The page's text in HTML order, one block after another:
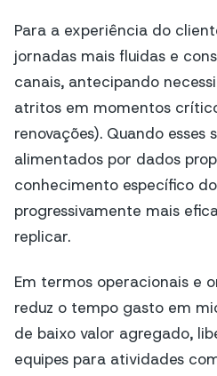
Para a experiência do
jornadas mais fluidas e
canais, antecipando
atritos em momentos
renovações). Quando esses
alimentados por dados
conhecimento específico
progressivamente mais
replicar.
Em termos operacionais e
reduz o tempo gasto em
de baixo valor agregado,
equipes para atividades